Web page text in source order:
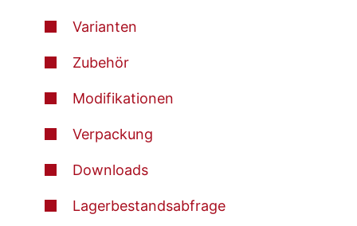
Varianten
Zubehör
Modifikationen
Verpackung
Downloads
Lagerbestandsabfrage